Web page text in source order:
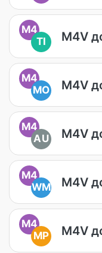
M4
TI
M4V
M4
MO
M4V
M4
AU
M4V
M4
WM
M4V
M4
MP
M4V